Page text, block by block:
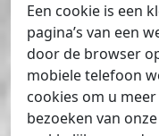
Een cookie is een
pagina’s van een
door de browser
mobiele telefoon
cookies om u
bezoeken van